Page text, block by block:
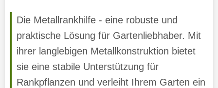
Die Metallrankhilfe - eine robuste und
praktische Lösung für Gartenliebhaber. Mit
ihrer langlebigen Metallkonstruktion bietet
sie eine stabile Unterstützung für
Rankpflanzen und verleiht Ihrem Garten ein